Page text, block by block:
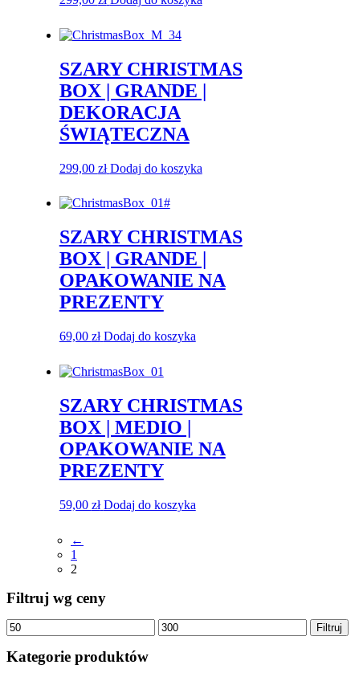
SZARY CHRISTMAS
BOX | GRANDE |
DEKORACJA
ŚWIĄTECZNA
299,00 zł Dodaj do koszyka
SZARY CHRISTMAS
BOX | GRANDE |
OPAKOWANIE NA
PREZENTY
69,00 zł Dodaj do koszyka
SZARY CHRISTMAS
BOX | MEDIO |
OPAKOWANIE NA
PREZENTY
59,00 zł Dodaj do koszyka
←
1
2
Filtruj wg ceny
Cena
min.
Cena
maks.
Filtruj
Kategorie produktów